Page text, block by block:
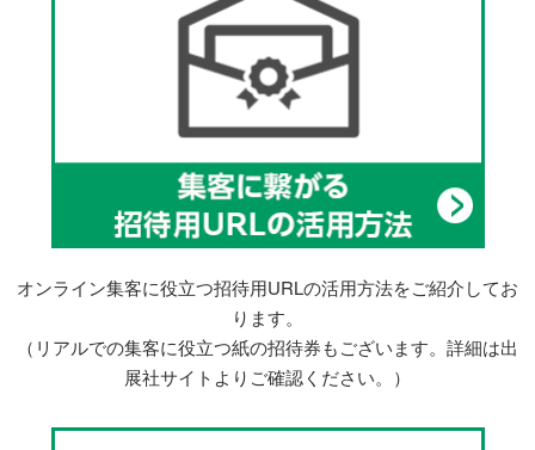
オンライン集客に役立つ招待用URLの活用方法をご紹介してお
ります。
（リアルでの集客に役立つ紙の招待券もございます。詳細は出
展社サイトよりご確認ください。）